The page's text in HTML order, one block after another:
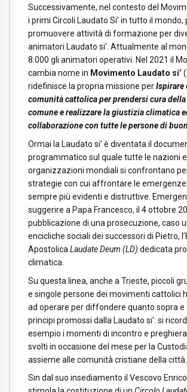
Successivamente, nel contesto del
i primi Circoli Laudato Si’ in tutto il mondo,
promuovere attività di formazione per
animatori Laudato si’. Attualmente al
8.000 gli animatori operativi. Nel 2021 il
cambia nome in Movimento Laudato si’ (
ridefinisce la propria missione perIspirare
comunità cattolica per prendersi cura
comune e realizzare la giustizia climatica
collaborazione con tutte le persone di
Ormai la Laudato si’ è diventata il
programmatico sul quale tutte le nazioni
organizzazioni mondiali si confrontano
strategie con cui affrontare le
sempre più evidenti e distruttive.
suggerire a Papa Francesco, il 4 ottobre
pubblicazione di una prosecuzione, caso
encicliche sociali dei successori di Pietro,
Apostolica Laudate Deum (LD) dedicata
climatica.
Su questa linea, anche a Trieste, piccoli
e singole persone dei movimenti cattolici
ad operare per diffondere quanto sopra e
principi promossi dalla Laudato si’: si
esempio i momenti di incontro e
svolti in occasione del mese per la
assieme alle comunità cristiane della città.
Sin dal suo insediamento il Vescovo